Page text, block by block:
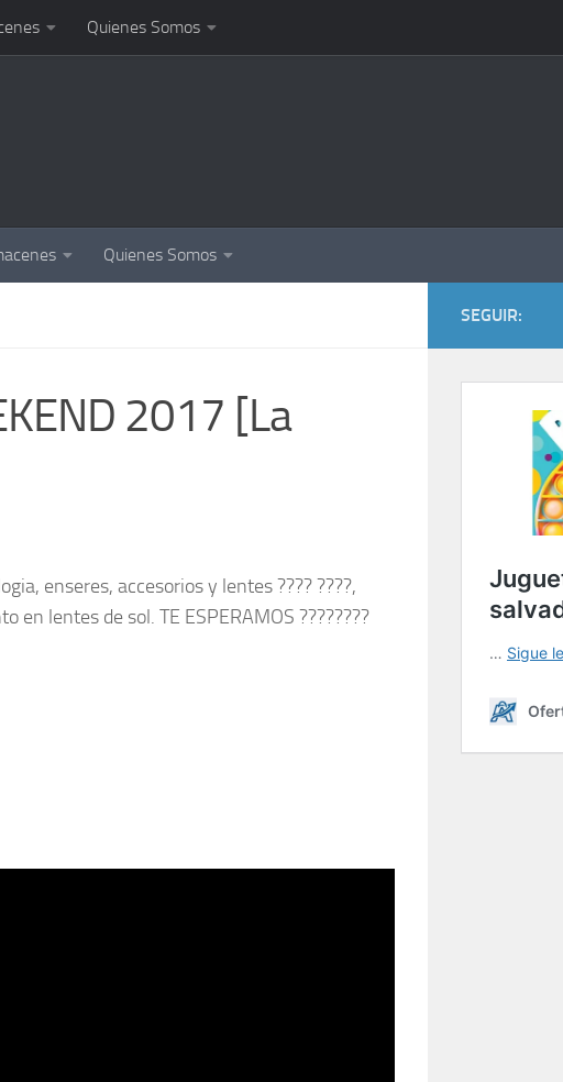
Quienes Somos
Quienes Somos
2017 [La
enseres, accesorios y lentes ???? ????,
lentes de sol. TE ESPERAMOS ????????
SEGUIR: